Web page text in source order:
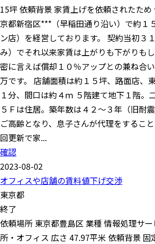
15坪 依頼背景 家賃上げを依頼されたた
京都新宿区***（早稲田通り沿い）で約１
ン店）を経営しております。 契約当初３
み）でそれ以来家賃は上がりも下がりも
密に言えば償却１０％アップとの兼ね合
万です。 店舗面積は約１５坪、路面店、
１分、間口は約４ｍ ５階建て地下１階。
５Ｆは住居。築年数は４２～３年（旧耐
ご高齢となり、息子さんが代理をするこ
回更新で家...
確認
2023-08-02
オフィスや店舗の賃料値下げ交渉
東京都
終了
依頼場所 東京都豊島区 業種 情報処理サ
所・オフィス 広さ 47.97平米 依頼背景 固